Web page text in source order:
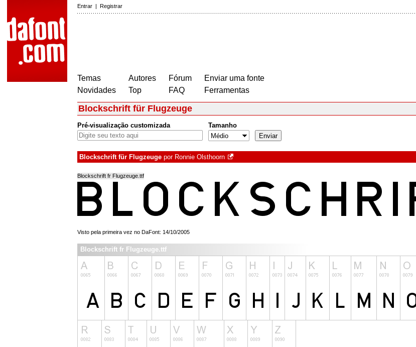
Entrar | Registrar
Temas
Novidades
Autores
Top
Fórum
FAQ
Enviar uma fonte
Ferramentas
Blockschrift für Flugzeuge
Pré-visualização customizada Tamanho
Blockschrift für Flugzeuge por Ronnie Olsthoorn
Blockschrift fr Flugzeuge.ttf
Visto pela primeira vez no DaFont: 14/10/2005
Blockschrift fr Flugzeuge.ttf